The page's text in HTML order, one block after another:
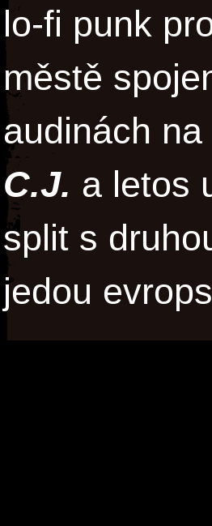
lo-fi punk
městě
audinách
C.J. a letos
split s
jedou